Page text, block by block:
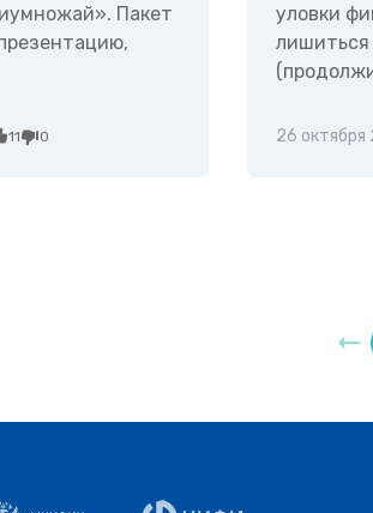
Пакет
11 0
уловки
лишиться
26 октября